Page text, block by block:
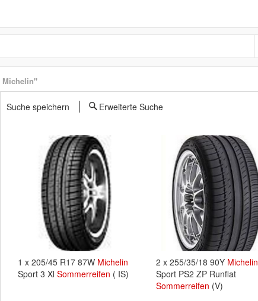
Michelin"
Suche speichern Erweiterte Suche
1 x 205/45 R17 87W Michelin
Sport 3 Xl Sommerreifen ( IS)
2 x 255/35/18 90Y Michelin
Sport PS2 ZP Runflat
Sommerreifen (V)